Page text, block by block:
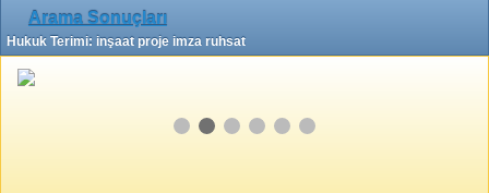
Arama Sonuçları
Hukuk Terimi: inşaat proje imza ruhsat